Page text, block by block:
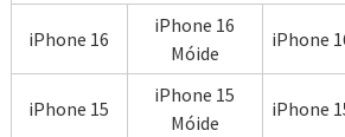
iPhone 16
iPhone 16
Móide
iPhone
iPhone 15
iPhone 15
Móide
iPhone